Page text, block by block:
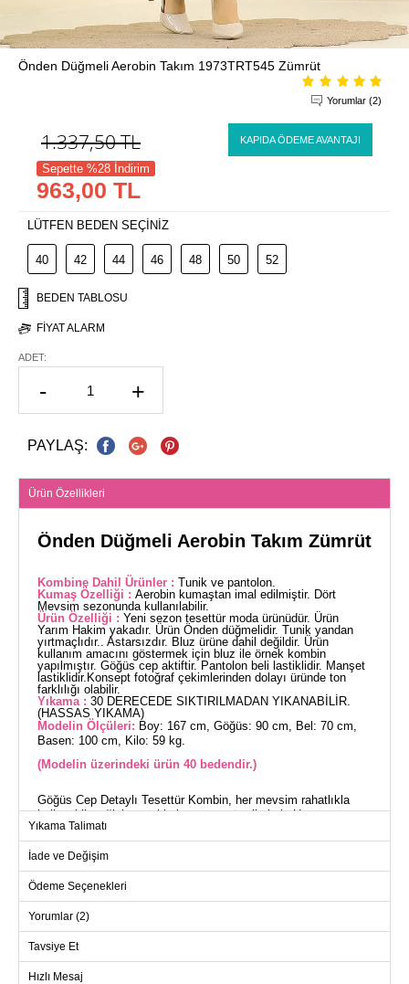
Önden Düğmeli Aerobin Takım 1973TRT545 Zümrüt
Yorumlar (2)
1.337,50TL KAPIDA ÖDEME AVANTAJI
Sepette %28 İndirim
963,00 TL
LÜTFEN BEDEN SEÇİNİZ
40 42 44 46 48 50 52
BEDEN TABLOSU
FIYAT ALARM
ADET:
- +
PAYLAŞ:
Ürün Özellikleri
Önden Düğmeli Aerobin Takım Zümrüt
Kombine Dahil Ürünler : Tunik ve pantolon.
Kumaş Özelliği : Aerobin kumaştan imal edilmiştir. Dört
Mevsim sezonunda kullanılabilir.
Ürün Özelliği : Yeni sezon tesettür moda ürünüdür. Ürün
Yarım Hakim yakadır. Ürün Önden düğmelidir. Tunik yandan
yırtmaçlıdır.. Astarsızdır. Bluz ürüne dahil değildir. Ürün
kullanım amacını göstermek için bluz ile örnek kombin
yapılmıştır. Göğüs cep aktiftir. Pantolon beli lastiklidir. Manşet
lastiklidir.Konsept fotoğraf çekimlerinden dolayı üründe ton
farklılığı olabilir.
Yıkama : 30 DERECEDE SIKTIRILMADAN YIKANABİLİR.
(HASSAS YIKAMA)
Modelin Ölçüleri: Boy: 167 cm, Göğüs: 90 cm, Bel: 70 cm,
Basen: 100 cm, Kilo: 59 kg.
(Modelin üzerindeki ürün 40 bedendir.)
Göğüs Cep Detaylı Tesettür Kombin, her mevsim rahatlıkla
kullanabileceğiniz aerobin kumaştan üretilmiştir. Hassas
yıkama ile 30 derecede yıkanabilen bu ürün, yarım hakim yaka
ve ön düğmeli tasarımı ile şıklığı pratiklikle buluşturur. Tunik
yan yırtmaç detaylı ve astarsızdır. Pantolonun beli lastikli ve
manşetleri lastiklidir. Tunikte bulunan aktif göğüs cebi ise
fonksiyonelliği artırır. Bu zarif tesettür kombin, rahatlığı ve
şıklığı bir arada sunarak tüm gözleri üzerinize çeker. (Modelin
üzerindeki ürün 40 bedendir.)
(CM)
Yıkama Talimatı
İade ve Değişim
Ödeme Seçenekleri
Yorumlar (2)
Tavsiye Et
Hızlı Mesaj